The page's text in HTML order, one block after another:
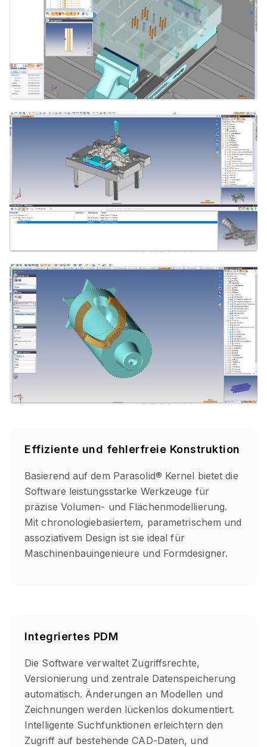
Effiziente und fehlerfreie Konstruktion
Basierend auf dem Parasolid® Kernel bietet die
Software leistungsstarke Werkzeuge für
präzise Volumen- und Flächenmodellierung.
Mit chronologiebasiertem, parametrischem und
assoziativem Design ist sie ideal für
Maschinenbauingenieure und Formdesigner.
Integriertes PDM
Die Software verwaltet Zugriffsrechte,
Versionierung und zentrale Datenspeicherung
automatisch. Änderungen an Modellen und
Zeichnungen werden lückenlos dokumentiert.
Intelligente Suchfunktionen erleichtern den
Zugriff auf bestehende CAD-Daten, und